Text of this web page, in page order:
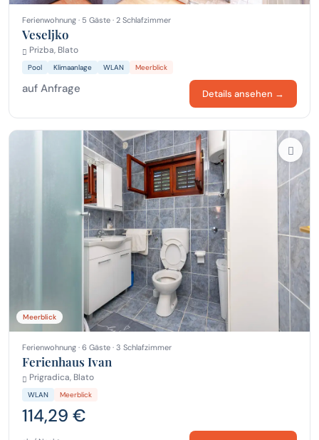
Ferienwohnung · 5 Gäste · 2 Schlafzimmer
Veseljko
Prizba, Blato
Pool Klimaanlage WLAN Meerblick
auf Anfrage Details ansehen →
Meerblick
Ferienwohnung · 6 Gäste · 3 Schlafzimmer
Ferienhaus Ivan
Prigradica, Blato
WLAN Meerblick
114,29 €